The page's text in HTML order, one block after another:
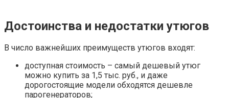
Достоинства и недостатки утюгов
В число важнейших преимуществ утюгов входят:
доступная стоимость – самый дешевый утюг
можно купить за 1,5 тыс. руб., и даже
дорогостоящие модели обходятся дешевле
парогенераторов;